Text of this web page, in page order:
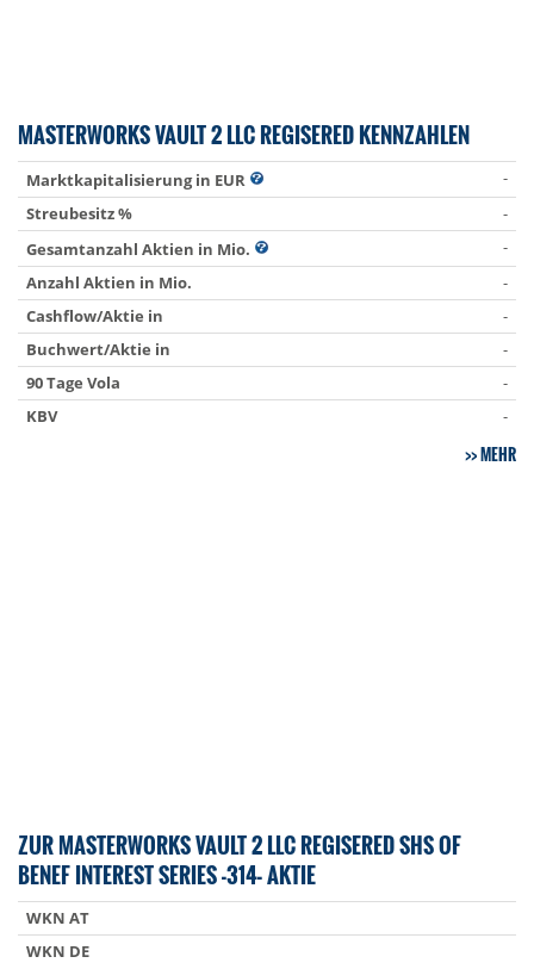
MASTERWORKS VAULT 2 LLC REGISERED KENNZAHLEN
Marktkapitalisierung in EUR
-
Streubesitz %
-
Gesamtanzahl Aktien in Mio.
-
Anzahl Aktien in Mio.
-
Cashflow/Aktie in
-
Buchwert/Aktie in
-
90 Tage Vola
-
KBV
-
MEHR
ZUR MASTERWORKS VAULT 2 LLC REGISERED SHS OF
BENEF INTEREST SERIES -314- AKTIE
WKN AT
WKN DE